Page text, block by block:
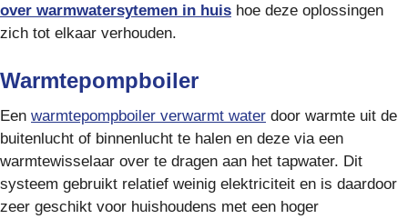
over warmwatersytemen in huis hoe deze oplossingen
zich tot elkaar verhouden.
Warmtepompboiler
Een warmtepompboiler verwarmt water door warmte uit de
buitenlucht of binnenlucht te halen en deze via een
warmtewisselaar over te dragen aan het tapwater. Dit
systeem gebruikt relatief weinig elektriciteit en is daardoor
zeer geschikt voor huishoudens met een hoger